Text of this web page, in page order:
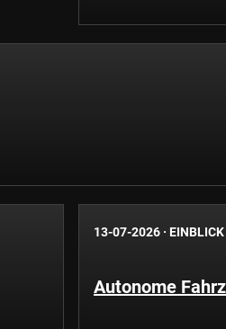
13-07-2026 · EINBLICK
Autonome